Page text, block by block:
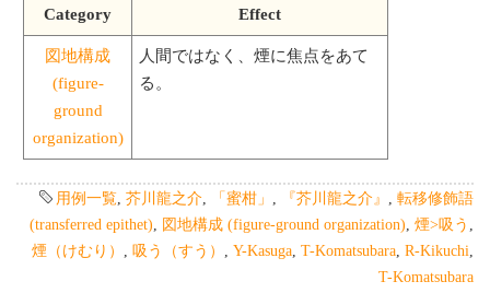
Category Effect
図地構成
(figure-
ground
organization)
人間ではなく、煙に焦点をあて
る。
用例一覧 芥川龍之介 「蜜柑」 『芥川龍之介』
転移修飾語
(transferred epithet)
図地構成 (figure-ground organization) 煙>吸う
煙（けむり）
吸う（すう） Y-Kasuga T-Komatsubara R-Kikuchi
T-Komatsubara